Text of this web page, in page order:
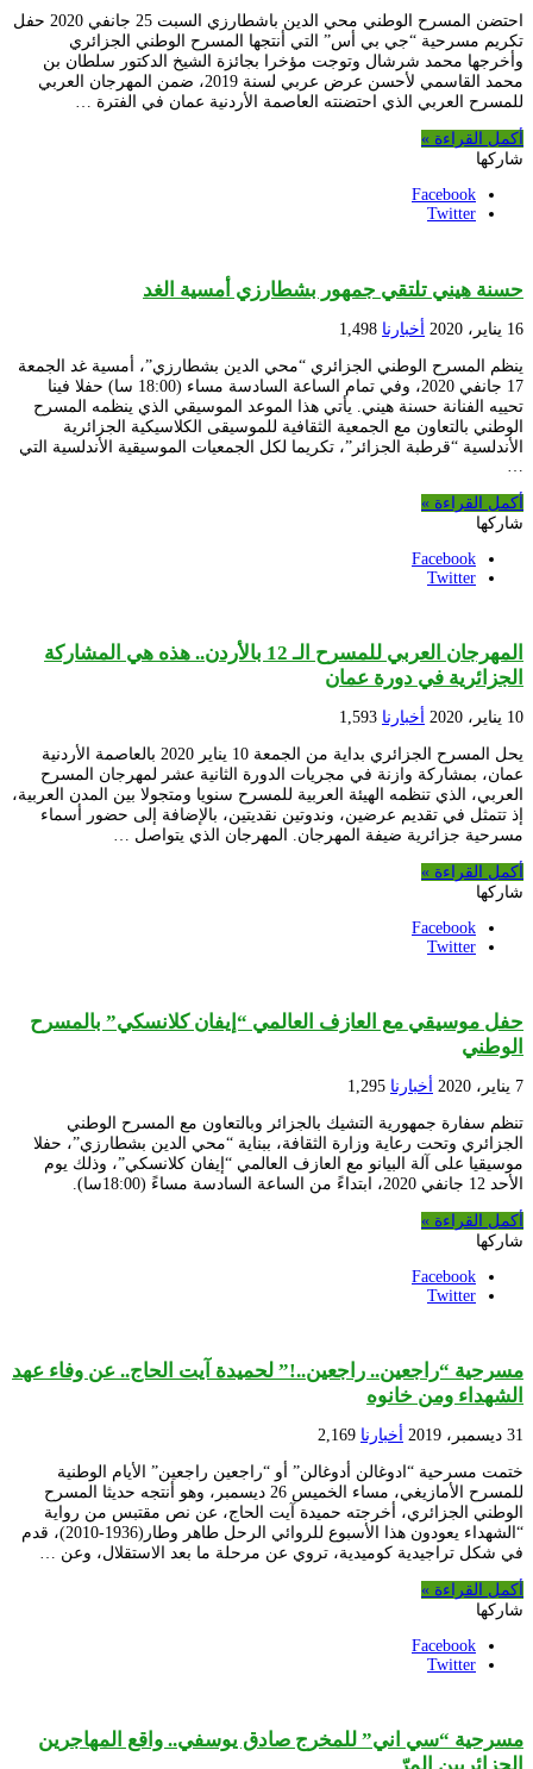
احتضن المسرح الوطني محي الدين باشطارزي السبت 25 جانفي 2020 حفل
تكريم مسرحية “جي بي أس” التي أنتجها المسرح الوطني الجزائري
وأخرجها محمد شرشال وتوجت مؤخرا بجائزة الشيخ الدكتور سلطان بن
محمد القاسمي لأحسن عرض عربي لسنة 2019، ضمن المهرجان العربي
للمسرح العربي الذي احتضنته العاصمة الأردنية عمان في الفترة …
أكمل القراءة »
شاركها
Facebook
Twitter
حسنة هيني تلتقي جمهور بشطارزي أمسية الغد
16 يناير، 2020 أخبارنا 1,498
ينظم المسرح الوطني الجزائري “محي الدين بشطارزي”، أمسية غد الجمعة
17 جانفي 2020، وفي تمام الساعة السادسة مساء (18:00 سا) حفلا فينا
تحييه الفنانة حسنة هيني. يأتي هذا الموعد الموسيقي الذي ينظمه المسرح
الوطني بالتعاون مع الجمعية الثقافية للموسيقى الكلاسيكية الجزائرية
الأندلسية “قرطبة الجزائر”، تكريما لكل الجمعيات الموسيقية الأندلسية التي
أكمل القراءة »
شاركها
Facebook
Twitter
المهرجان العربي للمسرح الـ 12 بالأردن.. هذه هي المشاركة
الجزائرية في دورة عمان
10 يناير، 2020 أخبارنا 1,593
يحل المسرح الجزائري بداية من الجمعة 10 يناير 2020 بالعاصمة الأردنية
عمان، بمشاركة وازنة في مجريات الدورة الثانية عشر لمهرجان المسرح
العربي، الذي تنظمه الهيئة العربية للمسرح سنويا ومتجولا بين المدن العربية،
إذ تتمثل في تقديم عرضين، وندوتين نقديتين، بالإضافة إلى حضور أسماء
مسرحية جزائرية ضيفة المهرجان. المهرجان الذي يتواصل …
أكمل القراءة »
شاركها
Facebook
Twitter
حفل موسيقي مع العازف العالمي “إيفان كلانسكي” بالمسرح
الوطني
7 يناير، 2020 أخبارنا 1,295
تنظم سفارة جمهورية التشيك بالجزائر وبالتعاون مع المسرح الوطني
الجزائري وتحت رعاية وزارة الثقافة، ببناية “محي الدين بشطارزي”، حفلا
موسيقيا على آلة البيانو مع العازف العالمي “إيفان كلانسكي”، وذلك يوم
الأحد 12 جانفي 2020، ابتداءً من الساعة السادسة مساءً (18:00سا).
أكمل القراءة »
شاركها
Facebook
Twitter
مسرحية “راجعين.. راجعين..!” لحميدة آيت الحاج.. عن وفاء عهد
الشهداء ومن خانوه
31 ديسمبر، 2019 أخبارنا 2,169
ختمت مسرحية “ادوغالن أدوغالن” أو “راجعين راجعين” الأيام الوطنية
للمسرح الأمازيغي، مساء الخميس 26 ديسمبر، وهو أنتجه حديثا المسرح
الوطني الجزائري، أخرجته حميدة آيت الحاج، عن نص مقتبس من رواية
“الشهداء يعودون هذا الأسبوع للروائي الرحل طاهر وطار(1936-2010)، قدم
في شكل تراجيدية كوميدية، تروي عن مرحلة ما بعد الاستقلال، وعن …
أكمل القراءة »
شاركها
Facebook
Twitter
مسرحية “سي اني” للمخرج صادق يوسفي.. واقع المهاجرين